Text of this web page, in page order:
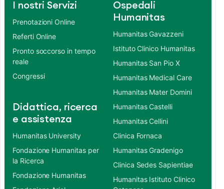
I nostri Servizi
Prenotazioni Online
Referti Online
Pronto soccorso in tempo
reale
Congressi
Didattica, ricerca
e assistenza
Humanitas University
Fondazione Humanitas per
la Ricerca
Fondazione Humanitas
Ospedali
Humanitas
Humanitas Gavazzeni
Istituto Clinico Humanitas
Humanitas San Pio X
Humanitas Medical Care
Humanitas Mater Domini
Humanitas Castelli
Humanitas Cellini
Clinica Fornaca
Humanitas Gradenigo
Clinica Sedes Sapientiae
Humanitas Istituto Clinico